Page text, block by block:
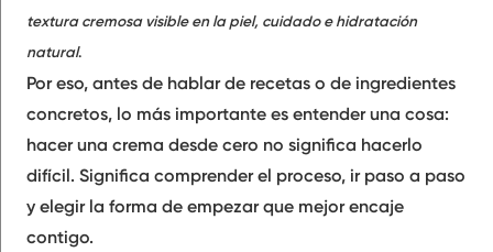
textura cremosa visible en la piel, cuidado e hidratación
natural.
Por eso, antes de hablar de recetas o de ingredientes
concretos, lo más importante es entender una cosa:
hacer una crema desde cero no significa hacerlo
difícil. Significa comprender el proceso, ir paso a paso
y elegir la forma de empezar que mejor encaje
contigo.